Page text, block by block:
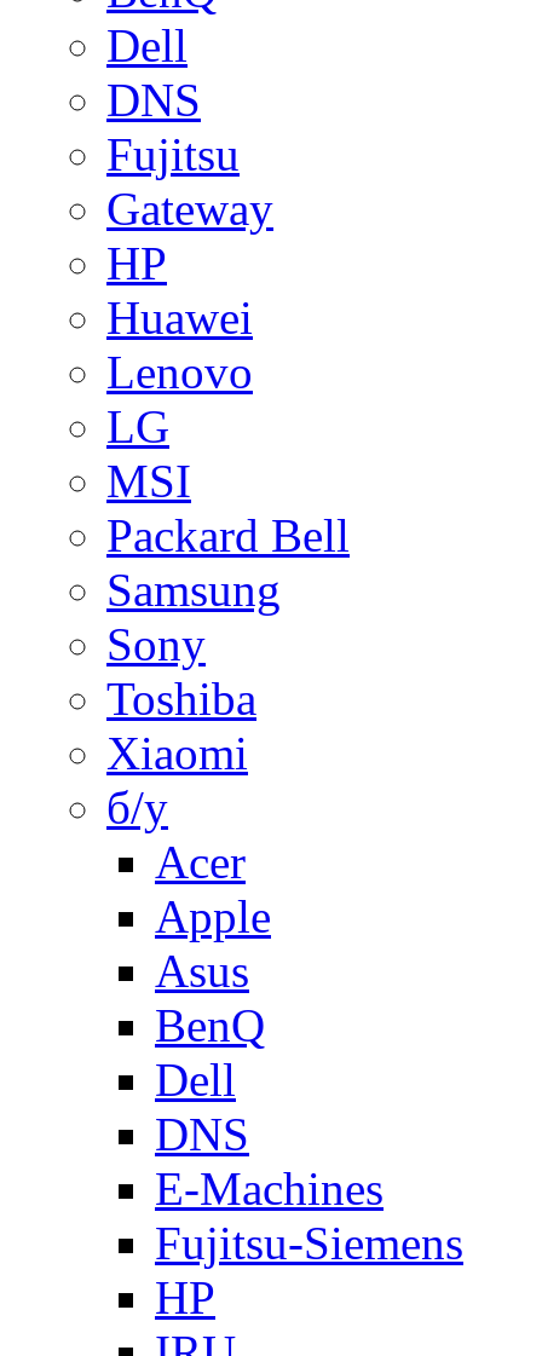
Dell
DNS
Fujitsu
Gateway
HP
Huawei
Lenovo
LG
MSI
Packard Bell
Samsung
Sony
Toshiba
Xiaomi
б/у
Acer
Apple
Asus
BenQ
Dell
DNS
E-Machines
Fujitsu-Siemens
HP